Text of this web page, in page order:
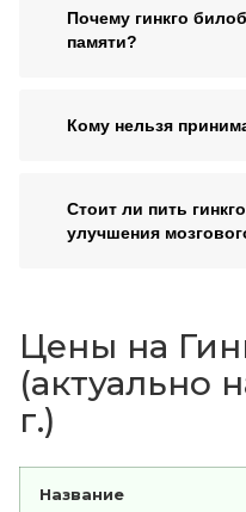
Почему гинкго
памяти?
Кому нельзя
Стоит ли пить
улучшения
Цены на
(актуально
г.)
Название